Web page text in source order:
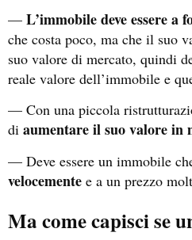
— L’immobile deve essere a
che costa poco, ma che il suo
suo valore di mercato, quindi
reale valore dell’immobile e
— Con una piccola
di aumentare il suo valore in
— Deve essere un immobile
velocemente e a un prezzo
Ma come capisci se